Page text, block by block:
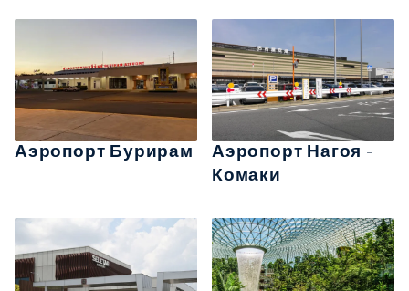
Аэропорт Бурирам
Аэропорт Нагоя -
Комаки